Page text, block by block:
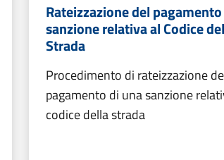
Rateizzazione del
sanzione relativa al Codice
Strada
Procedimento di rateizzazione
pagamento di una sanzione
codice della strada